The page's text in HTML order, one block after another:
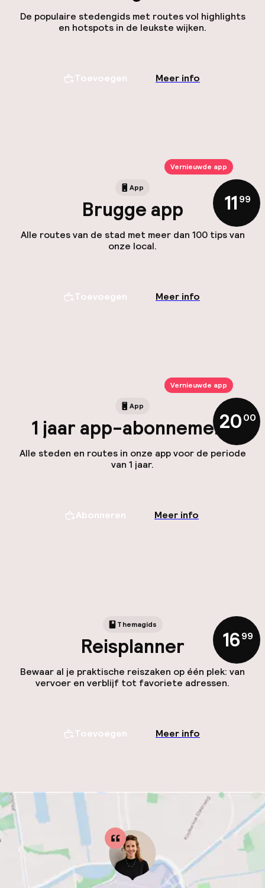
De populaire stedengids met routes vol highlights
en hotspots in de leukste wijken.
Toevoegen Meer info
Vernieuwde app
App
Brugge app
Alle routes van de stad met meer dan 100 tips van
onze local.
11 ,99
Toevoegen Meer info
Vernieuwde app
App
1 jaar app-abonnement
Alle steden en routes in onze app voor de periode
van 1 jaar.
20,00
Abonneren Meer info
Themagids
Reisplanner
Bewaar al je praktische reiszaken op één plek: van
vervoer en verblijf tot favoriete adressen.
16,99
Toevoegen Meer info